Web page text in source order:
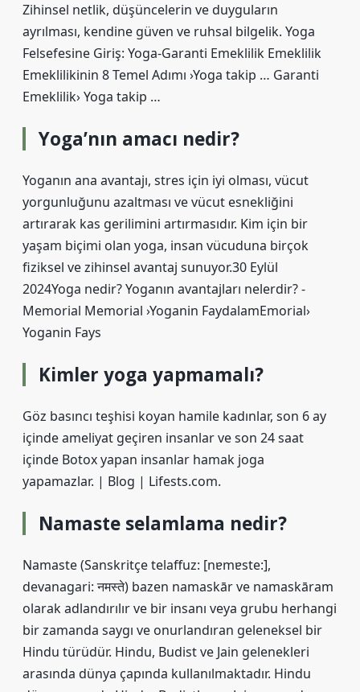
Zihinsel netlik, düşüncelerin ve duyguların
ayrılması, kendine güven ve ruhsal bilgelik. Yoga
Felsefesine Giriş: Yoga-Garanti Emeklilik Emeklilik
Emeklilikinin 8 Temel Adımı ›Yoga takip … Garanti
Emeklilik› Yoga takip …
Yoga’nın amacı nedir?
Yoganın ana avantajı, stres için iyi olması, vücut
yorgunluğunu azaltması ve vücut esnekliğini
artırarak kas gerilimini artırmasıdır. Kim için bir
yaşam biçimi olan yoga, insan vücuduna birçok
fiziksel ve zihinsel avantaj sunuyor.30 Eylül
2024Yoga nedir? Yoganın avantajları nelerdir? -
Memorial Memorial ›Yoganin FaydalamEmorial›
Yoganin Fays
Kimler yoga yapmamalı?
Göz basıncı teşhisi koyan hamile kadınlar, son 6 ay
içinde ameliyat geçiren insanlar ve son 24 saat
içinde Botox yapan insanlar hamak joga
yapamazlar. | Blog | Lifests.com.
Namaste selamlama nedir?
Namaste (Sanskritçe telaffuz: [nɐmɐste:],
devanagari: नमस्ते) bazen namaskār ve namaskāram
olarak adlandırılır ve bir insanı veya grubu herhangi
bir zamanda saygı ve onurlandıran geleneksel bir
Hindu türüdür. Hindu, Budist ve Jain gelenekleri
arasında dünya çapında kullanılmaktadır. Hindu